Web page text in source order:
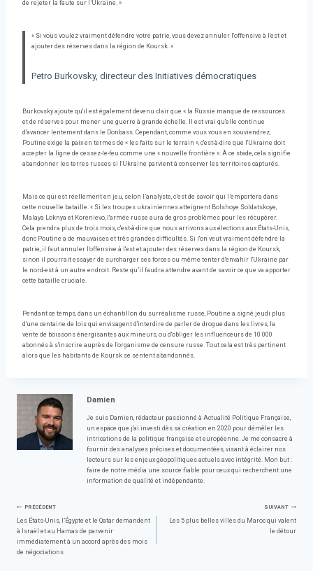
de rejeter la faute sur l’Ukraine. »
« Si vous voulez vraiment défendre votre patrie, vous devez annuler l'offensive à l'est et
ajouter des réserves dans la région de Koursk. »
Petro Burkovsky, directeur des Initiatives démocratiques
Burkovsky ajoute qu'il est également devenu clair que « la Russie manque de ressources
et de réserves pour mener une guerre à grande échelle. Il est vrai qu'elle continue
d'avancer lentement dans le Donbass. Cependant, comme vous vous en souviendrez,
Poutine exige la paix en termes de « les faits sur le terrain », c'est-à-dire que l'Ukraine doit
accepter la ligne de cessez-le-feu comme une « nouvelle frontière ». À ce stade, cela signifie
abandonner les terres russes si l'Ukraine parvient à conserver les territoires capturés.
Mais ce qui est réellement en jeu, selon l’analyste, c’est de savoir qui l’emportera dans
cette nouvelle bataille. « Si les troupes ukrainiennes atteignent Bolshoye Soldatskoye,
Malaya Loknya et Korenievo, l'armée russe aura de gros problèmes pour les récupérer.
Cela prendra plus de trois mois, c'est-à-dire que nous arrivons aux élections aux États-Unis,
donc Poutine a de mauvaises et très grandes difficultés. Si l'on veut vraiment défendre la
patrie, il faut annuler l'offensive à l'est et ajouter des réserves dans la région de Koursk,
sinon il pourrait essayer de surcharger ses forces ou même tenter d'envahir l'Ukraine par
le nord-est à un autre endroit. Reste qu’il faudra attendre avant de savoir ce que va apporter
cette bataille cruciale.
Pendant ce temps, dans un échantillon du surréalisme russe, Poutine a signé jeudi plus
d'une centaine de lois qui envisagent d'interdire de parler de drogue dans les livres, la
vente de boissons énergisantes aux mineurs, ou d'obliger les influenceurs de 10 000
abonnés à s'inscrire auprès de l'organisme de censure russe. Tout cela est très pertinent
alors que les habitants de Koursk se sentent abandonnés.
Damien
Je suis Damien, rédacteur passionné à Actualité Politique Française,
un espace que j'ai investi dès sa création en 2020 pour démêler les
intrications de la politique française et européenne. Je me consacre à
fournir des analyses précises et documentées, visant à éclairer nos
lecteurs sur les enjeux géopolitiques actuels avec intégrité. Mon but :
faire de notre média une source fiable pour ceux qui recherchent une
information de qualité et indépendante.
Navigation
de
PRÉCÉDENT
Les États-Unis, l’Égypte et le Qatar demandent
à Israël et au Hamas de parvenir
immédiatement à un accord après des mois
de négociations
SUIVANT
Les 5 plus belles villes du Maroc qui valent
le détour